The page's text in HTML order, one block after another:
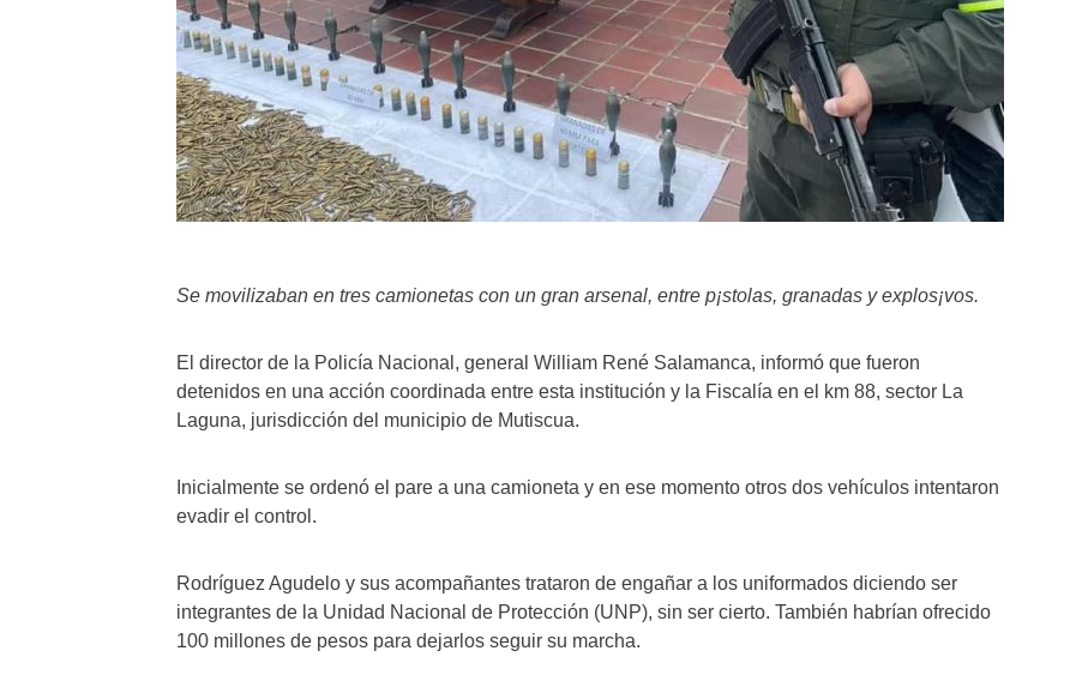
Se movilizaban en tres camionetas con un gran arsenal, entre p¡stolas, granadas y explos¡vos.
El director de la Policía Nacional, general William René Salamanca, informó que fueron
detenidos en una acción coordinada entre esta institución y la Fiscalía en el km 88, sector La
Laguna, jurisdicción del municipio de Mutiscua.
Inicialmente se ordenó el pare a una camioneta y en ese momento otros dos vehículos intentaron
evadir el control.
Rodríguez Agudelo y sus acompañantes trataron de engañar a los uniformados diciendo ser
integrantes de la Unidad Nacional de Protección (UNP), sin ser cierto. También habrían ofrecido
100 millones de pesos para dejarlos seguir su marcha.